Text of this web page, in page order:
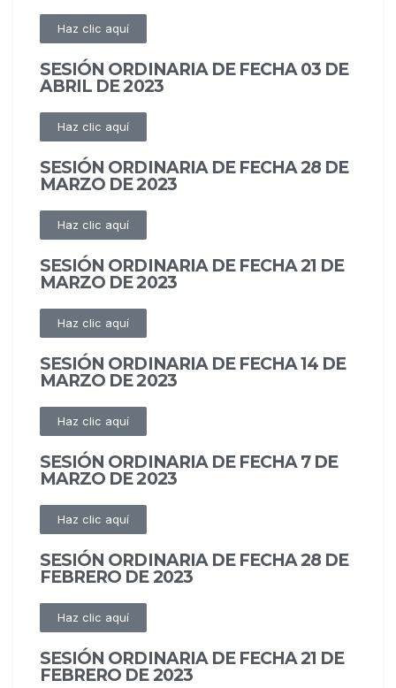
Haz clic aquí
SESIÓN ORDINARIA DE FECHA 03 DE
ABRIL DE 2023
Haz clic aquí
SESIÓN ORDINARIA DE FECHA 28 DE
MARZO DE 2023
Haz clic aquí
SESIÓN ORDINARIA DE FECHA 21 DE
MARZO DE 2023
Haz clic aquí
SESIÓN ORDINARIA DE FECHA 14 DE
MARZO DE 2023
Haz clic aquí
SESIÓN ORDINARIA DE FECHA 7 DE
MARZO DE 2023
Haz clic aquí
SESIÓN ORDINARIA DE FECHA 28 DE
FEBRERO DE 2023
Haz clic aquí
SESIÓN ORDINARIA DE FECHA 21 DE
FEBRERO DE 2023